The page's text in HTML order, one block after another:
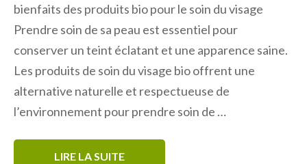
bienfaits des produits bio pour le soin du visage
Prendre soin de sa peau est essentiel pour
conserver un teint éclatant et une apparence saine.
Les produits de soin du visage bio offrent une
alternative naturelle et respectueuse de
l’environnement pour prendre soin de …
LIRE LA SUITE